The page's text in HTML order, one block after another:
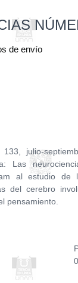
de envío
133, julio-
Las
al estudio de
del cerebro
pensamiento.